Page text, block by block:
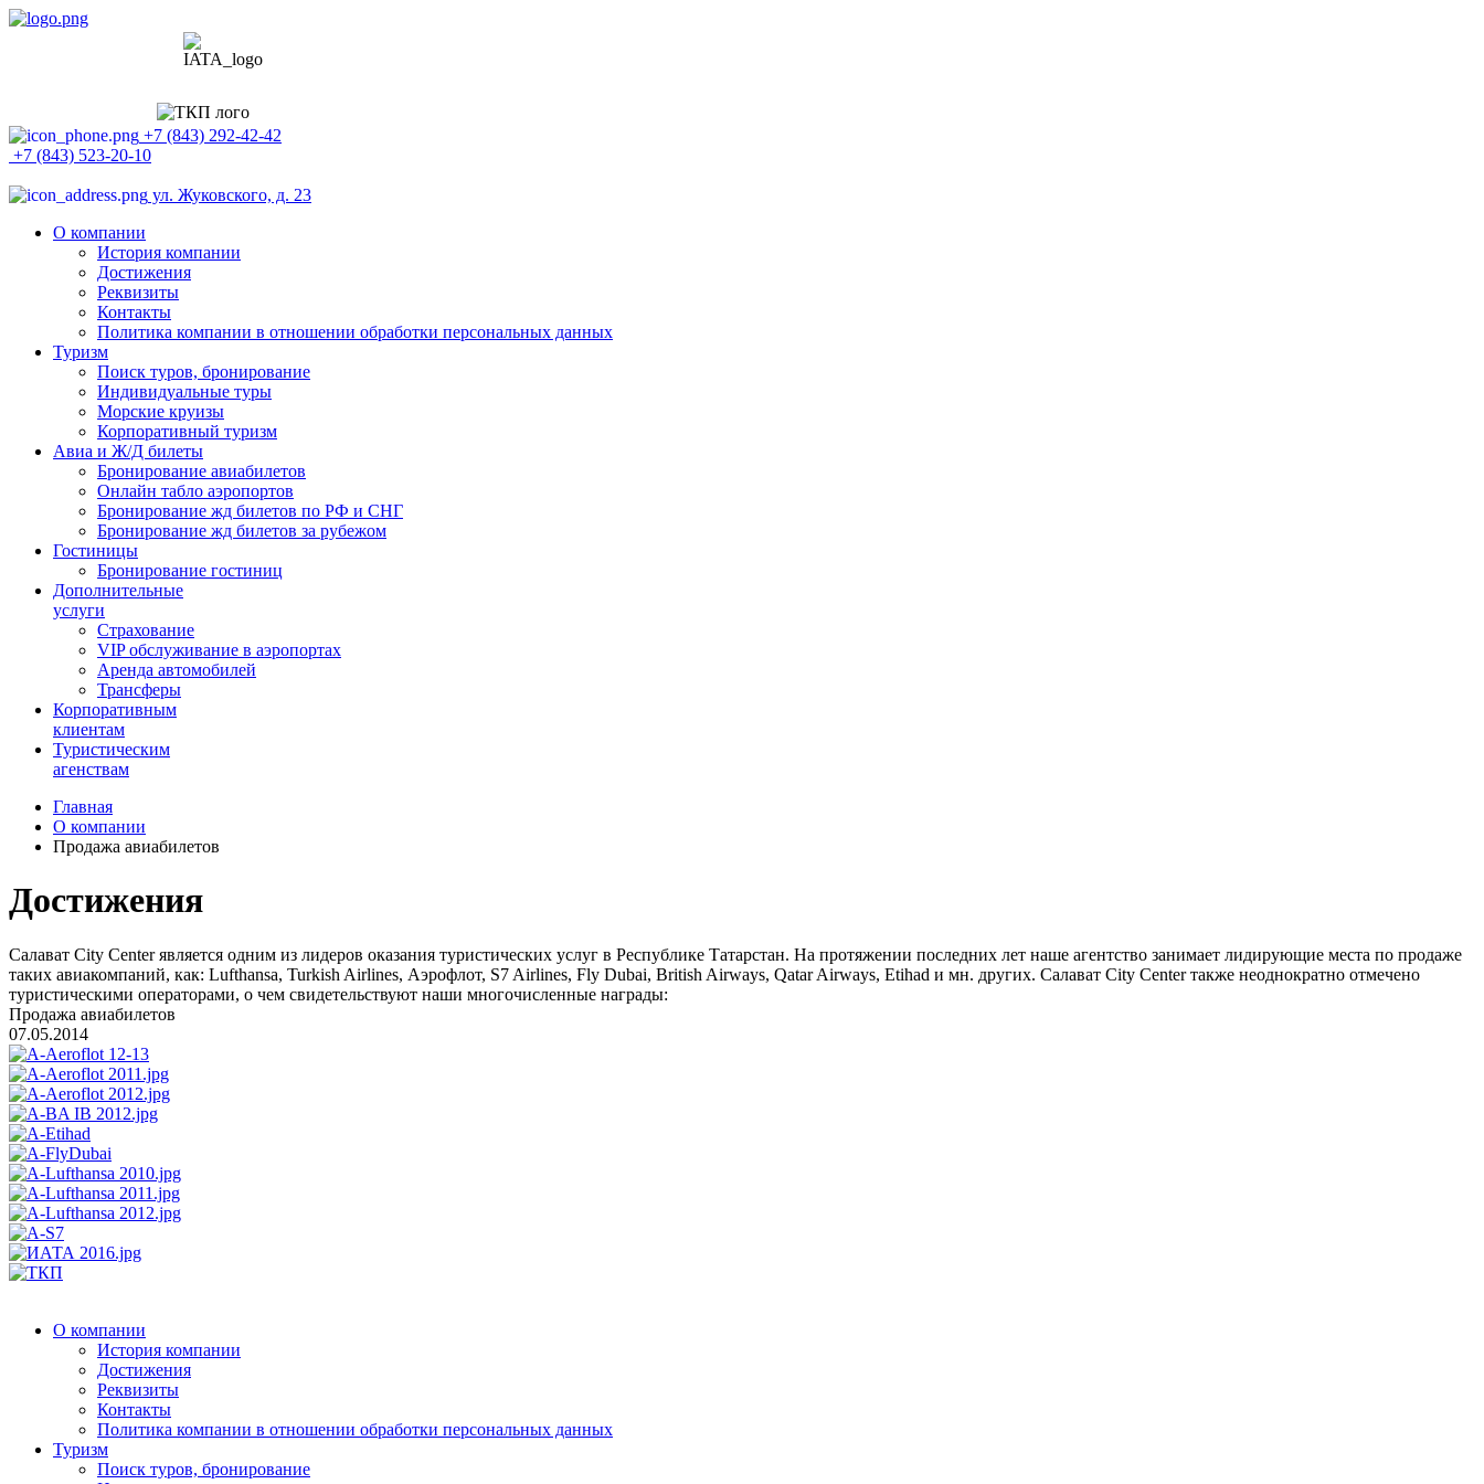
+7 (843) 292-42-42
+7 (843) 523-20-10
ул. Жуковского, д. 23
О компании
История компании
Достижения
Реквизиты
Контакты
Политика компании в отношении обработки персональных данных
Туризм
Поиск туров, бронирование
Индивидуальные туры
Морские круизы
Корпоративный туризм
Авиа и Ж/Д билеты
Бронирование авиабилетов
Онлайн табло аэропортов
Бронирование жд билетов по РФ и СНГ
Бронирование жд билетов за рубежом
Гостиницы
Бронирование гостиниц
Дополнительные
услуги
Страхование
VIP обслуживание в аэропортах
Аренда автомобилей
Трансферы
Корпоративным
клиентам
Туристическим
агенствам
Главная
О компании
Продажа авиабилетов
Достижения
Салават City Center является одним из лидеров оказания туристических услуг в Республике Татарстан. На протяжении последних лет наше агентство занимает лидирующие места по продаже
таких авиакомпаний, как: Lufthansa, Turkish Airlines, Аэрофлот, S7 Airlines, Fly Dubai, British Airways, Qatar Airways, Etihad и мн. других. Салават City Center также неоднократно отмечено
туристическими операторами, о чем свидетельствуют наши многочисленные награды:
Продажа авиабилетов
07.05.2014
О компании
История компании
Достижения
Реквизиты
Контакты
Политика компании в отношении обработки персональных данных
Туризм
Поиск туров, бронирование